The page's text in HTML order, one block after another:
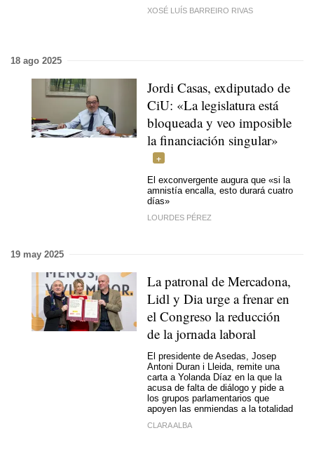
XOSÉ LUÍS BARREIRO RIVAS
18 ago 2025
Jordi Casas, exdiputado de
CiU: «La legislatura está
bloqueada y veo imposible
la financiación singular»
El exconvergente augura que «si la
amnistía encalla, esto durará cuatro
días»
LOURDES PÉREZ
19 may 2025
La patronal de Mercadona,
Lidl y Dia urge a frenar en
el Congreso la reducción
de la jornada laboral
El presidente de Asedas, Josep
Antoni Duran i Lleida, remite una
carta a Yolanda Díaz en la que la
acusa de falta de diálogo y pide a
los grupos parlamentarios que
apoyen las enmiendas a la totalidad
CLARA ALBA